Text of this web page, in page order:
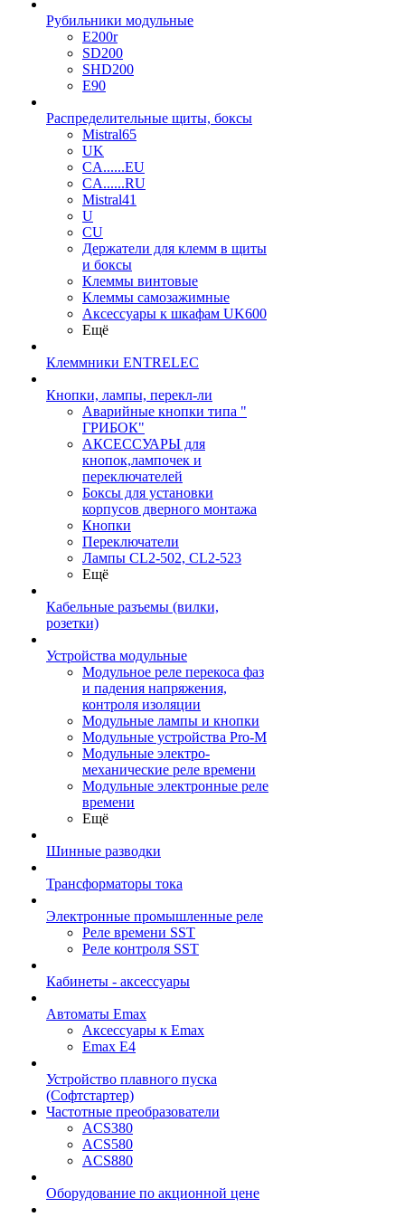
Рубильники модульные
E200r
SD200
SHD200
E90
Распределительные щиты, боксы
Mistral65
UK
CA......EU
CA......RU
Mistral41
U
CU
Держатели для клемм в щиты
и боксы
Клеммы винтовые
Клеммы самозажимные
Аксессуары к шкафам UK600
Ещё
Клеммники ENTRELEC
Кнопки, лампы, перекл-ли
Аварийные кнопки типа "
ГРИБОК"
АКСЕССУАРЫ для
кнопок,лампочек и
переключателей
Боксы для установки
корпусов дверного монтажа
Кнопки
Переключатели
Лампы CL2-502, CL2-523
Ещё
Кабельные разъемы (вилки,
розетки)
Устройства модульные
Модульное реле перекоса фаз
и падения напряжения,
контроля изоляции
Модульные лампы и кнопки
Модульные устройства Pro-M
Модульные электро-
механические реле времени
Модульные электронные реле
времени
Ещё
Шинные разводки
Трансформаторы тока
Электронные промышленные реле
Реле времени SST
Реле контроля SST
Кабинеты - аксессуары
Автоматы Emax
Аксессуары к Emax
Emax E4
Устройство плавного пуска
(Софтстартер)
Частотные преобразователи
ACS380
ACS580
ACS880
Оборудование по акционной цене